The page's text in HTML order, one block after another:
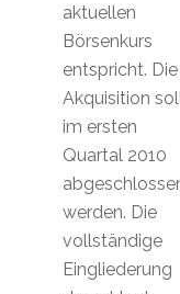
aktuellen
Börsenkurs
entspricht. Die
Akquisition
im ersten
Quartal 2010
werden. Die
vollständige
Eingliederung